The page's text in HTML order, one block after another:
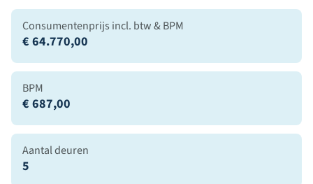
Consumentenprijs incl. btw & BPM
€ 64.770,00
BPM
€ 687,00
Aantal deuren
5